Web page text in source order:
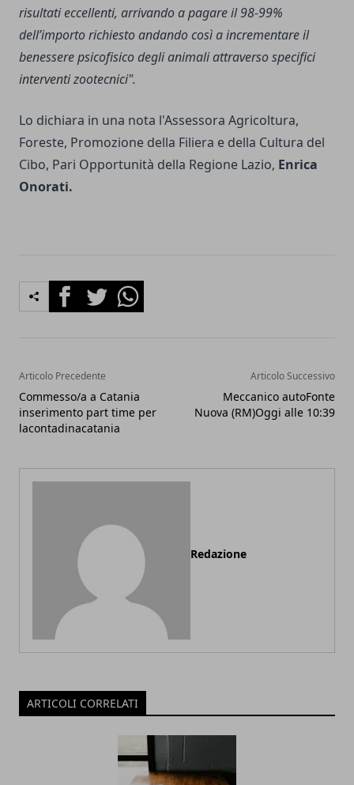
risultati eccellenti, arrivando a pagare il 98-99%
dell’importo richiesto andando così a incrementare il
benessere psicofisico degli animali attraverso specifici
interventi zootecnici".
Lo dichiara in una nota l'Assessora Agricoltura,
Foreste, Promozione della Filiera e della Cultura del
Cibo, Pari Opportunità della Regione Lazio, Enrica
Onorati.
FacebookTwitterWhatsapp
Articolo Precedente
Commesso/a a Catania
inserimento part time per
lacontadinacatania
Articolo Successivo
Meccanico autoFonte
Nuova (RM)Oggi alle 10:39
Redazione
ARTICOLI CORRELATI